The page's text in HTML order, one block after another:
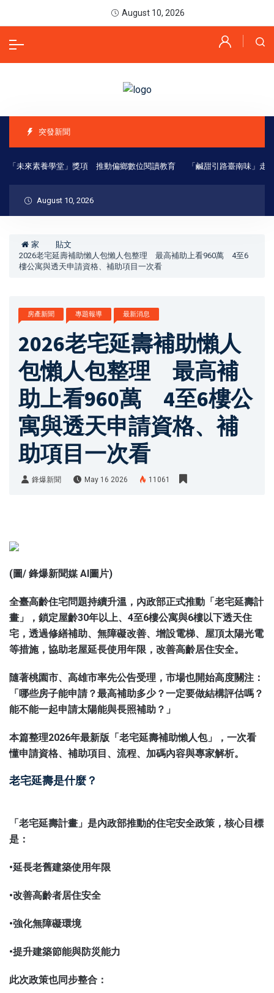
August 10, 2026
突發新聞
未來素養學堂」獎項 推動偏鄉數位閱讀教育 「鹹甜引路臺南味」走進喜
August 10, 2026
家
貼文
2026老宅延壽補助懶人包懶人包整理 最高補助上看960萬 4至6
樓公寓與透天申請資格、補助項目一次看
房產新聞 專題報導 最新消息
2026老宅延壽補助懶人
包懶人包整理 最高補
助上看960萬 4至6樓公
寓與透天申請資格、補
助項目一次看
鋒爆新聞 May 16 2026 11061
(圖/ 鋒爆新聞媒 AI圖片)
全臺高齡住宅問題持續升溫，內政部正式推動「老宅延壽計
畫」，鎖定屋齡30年以上、4至6樓公寓與6樓以下透天住
宅，透過修繕補助、無障礙改善、增設電梯、屋頂太陽光電
等措施，協助老屋延長使用年限，改善高齡居住安全。
隨著桃園市、高雄市率先公告受理，市場也開始高度關注：
「哪些房子能申請？最高補助多少？一定要做結構評估嗎？
能不能一起申請太陽能與長照補助？」
本篇整理2026年最新版「老宅延壽補助懶人包」，一次看
懂申請資格、補助項目、流程、加碼內容與專家解析。
老宅延壽是什麼？
「老宅延壽計畫」是內政部推動的住宅安全政策，核心目標
是：
•延長老舊建築使用年限
•改善高齡者居住安全
•強化無障礙環境
•提升建築節能與防災能力
此次政策也同步整合：